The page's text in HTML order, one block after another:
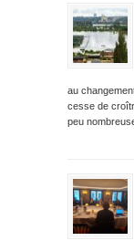
au
cesse de
peu